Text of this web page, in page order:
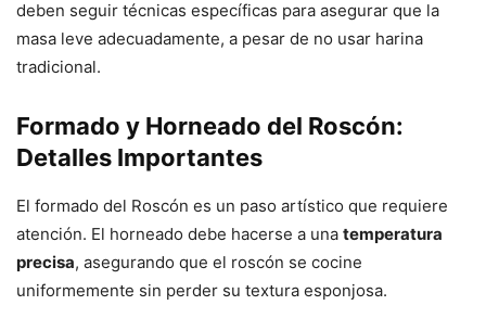
deben seguir técnicas específicas para asegurar que la
masa leve adecuadamente, a pesar de no usar harina
tradicional.
Formado y Horneado del Roscón:
Detalles Importantes
El formado del Roscón es un paso artístico que requiere
atención. El horneado debe hacerse a una temperatura
precisa, asegurando que el roscón se cocine
uniformemente sin perder su textura esponjosa.